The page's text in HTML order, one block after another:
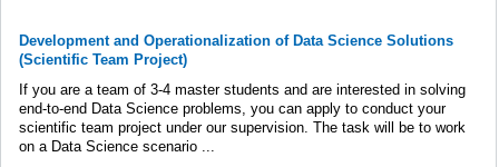
Development and Operationalization of Data Science Solutions
(Scientific Team Project)
If you are a team of 3-4 master students and are interested in solving
end-to-end Data Science problems, you can apply to conduct your
scientific team project under our supervision. The task will be to work
on a Data Science scenario ...